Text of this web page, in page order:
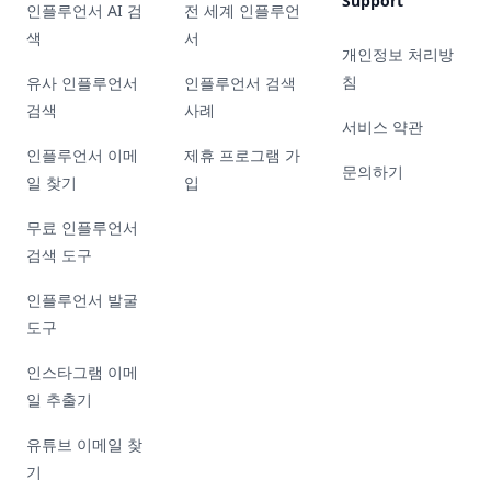
인플루언서 AI 검
색
유사 인플루언서
검색
인플루언서 이메
일 찾기
무료 인플루언서
검색 도구
인플루언서 발굴
도구
인스타그램 이메
일 추출기
유튜브 이메일 찾
기
전 세계 인플루언
서
인플루언서 검색
사례
제휴 프로그램 가
입
개인정보 처리방
침
서비스 약관
문의하기